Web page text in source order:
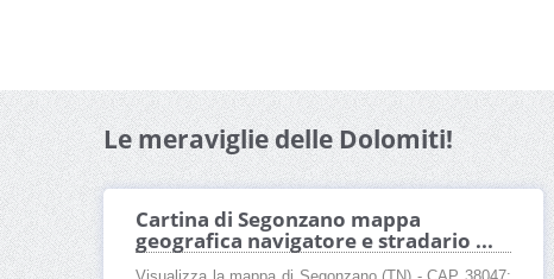
Le meraviglie delle Dolomiti!
Cartina di Segonzano mappa
geografica navigatore e stradario ...